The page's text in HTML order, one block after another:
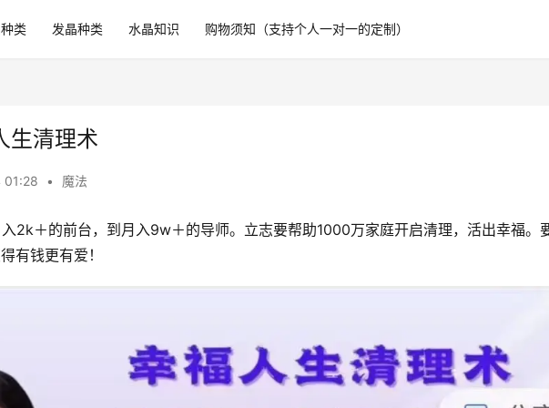
类 发晶种类 水晶知识 购物须知（支持个人一对一的定制）
生清理术
01:28 • 魔法
2k＋的前台，到月入9w＋的导师。立志要帮助1000万家庭开启清理，活出幸福。
有钱更有爱！